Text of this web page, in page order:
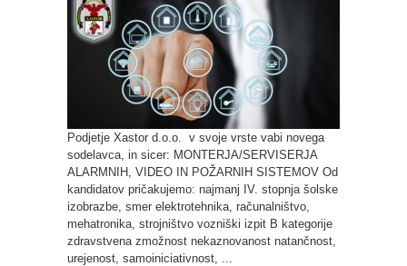
Podjetje Xastor d.o.o. v svoje vrste vabi novega
sodelavca, in sicer: MONTERJA/SERVISERJA
ALARMNIH, VIDEO IN POŽARNIH SISTEMOV Od
kandidatov pričakujemo: najmanj IV. stopnja šolske
izobrazbe, smer elektrotehnika, računalništvo,
mehatronika, strojništvo vozniški izpit B kategorije
zdravstvena zmožnost nekaznovanost natančnost,
urejenost, samoiniciativnost, ...